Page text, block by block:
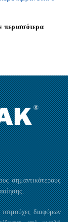
περισσότερα
σημαντικότερους
διαφόρων